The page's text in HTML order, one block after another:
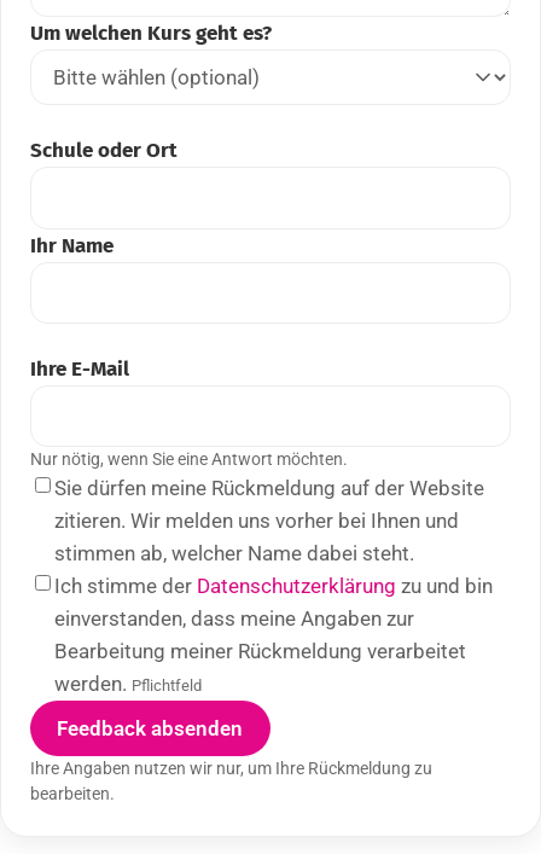
Um welchen Kurs geht es?
Schule oder Ort
Ihr Name
Ihre E-Mail
Nur nötig, wenn Sie eine Antwort möchten.
Sie dürfen meine Rückmeldung auf der Website
zitieren. Wir melden uns vorher bei Ihnen und
stimmen ab, welcher Name dabei steht.
Ich stimme der Datenschutzerklärung zu und bin
einverstanden, dass meine Angaben zur
Bearbeitung meiner Rückmeldung verarbeitet
werden. Pflichtfeld
Feedback absenden
Ihre Angaben nutzen wir nur, um Ihre Rückmeldung zu
bearbeiten.